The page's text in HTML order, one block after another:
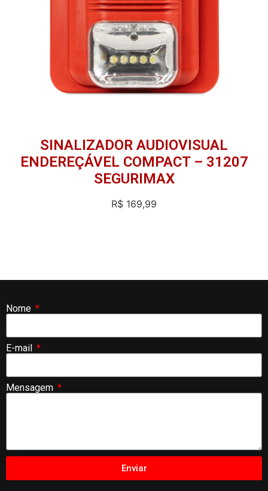
SINALIZADOR AUDIOVISUAL
ENDEREÇÁVEL COMPACT – 31207
SEGURIMAX
R$ 169,99
Nome
E-mail
Mensagem
Enviar